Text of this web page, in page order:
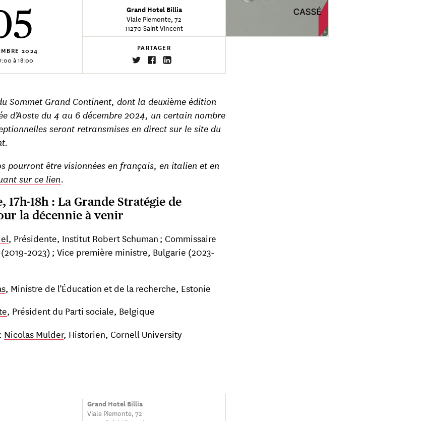
2024
à 18:00
Grand Hotel Billia
Viale Piemonte, 72
11270 Saint-Vincent
PARTAGER
Sommet Grand Continent, dont la deuxième édition
d’Aoste du 4 au 6 décembre 2024, un certain nombre
seront retransmises en direct sur le site du
pourront être visionnées en français, en italien et en
sur ce lien.
17h-18h : La Grande Stratégie de
la décennie à venir
, Présidente, Institut Robert Schuman ; Commissaire
2023) ; Vice première ministre, Bulgarie (2023-
, Ministre de l’Éducation et de la recherche, Estonie
, Président du Parti sociale, Belgique
Nicolas Mulder, Historien, Cornell University
Grand Hotel Billia
Viale Piemonte, 72